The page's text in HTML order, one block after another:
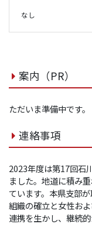
なし
案内（PR）
ただいま準備中です。
連絡事項
2023年度は第17回石
ました。地道に積み
ています。本県支部
組織の確立と女性お
連携を生かし、継続